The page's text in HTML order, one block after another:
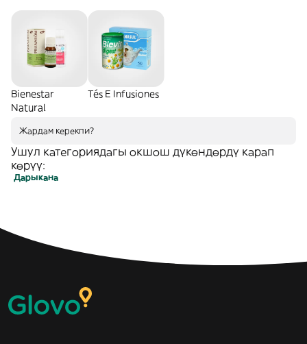
Bienestar
Natural
Tés E Infusiones
Жардам керекпи?
Ушул категориядагы окшош дүкөндөрдү карап
көрүү:
Дарыкана